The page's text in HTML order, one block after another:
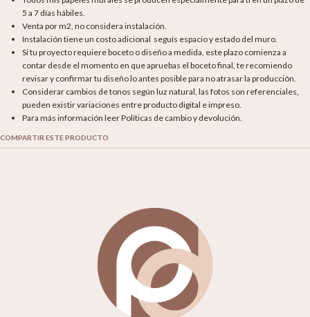
5 a 7 días hábiles.
Venta por m2, no considera instalación.
Instalación tiene un costo adicional seguís espacio y estado del muro.
Si tu proyecto requiere boceto o diseño a medida, este plazo comienza a
contar desde el momento en que apruebas el boceto final, te recomiendo
revisar y confirmar tu diseño lo antes posible para no atrasar la producción.
Considerar cambios de tonos según luz natural, las fotos son referenciales,
pueden existir variaciones entre producto digital e impreso.
Para más información leer Políticas de cambio y devolución.
COMPARTIR ESTE PRODUCTO